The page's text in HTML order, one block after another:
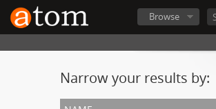
Browse
Narrow your results by: